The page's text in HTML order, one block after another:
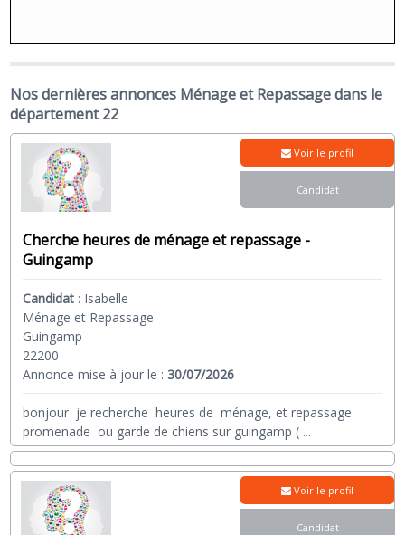
Nos dernières annonces Ménage et Repassage dans le
département 22
Cherche heures de ménage et repassage -
Guingamp
Candidat : Isabelle
Ménage et Repassage
Guingamp
22200
Annonce mise à jour le :30/07/2026
bonjour je recherche heures de ménage, et repassage.
promenade ou garde de chiens sur guingamp ( ...
Voir le profil
Candidat
Voir le profil
Candidat